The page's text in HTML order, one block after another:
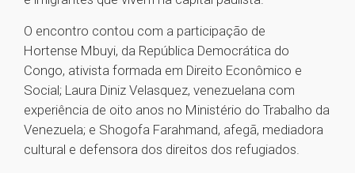
O encontro contou com a participação de
Hortense Mbuyi, da República Democrática do
Congo, ativista formada em Direito Econômico e
Social; Laura Diniz Velasquez, venezuelana com
experiência de oito anos no Ministério do Trabalho da
Venezuela; e Shogofa Farahmand, afegã, mediadora
cultural e defensora dos direitos dos refugiados.